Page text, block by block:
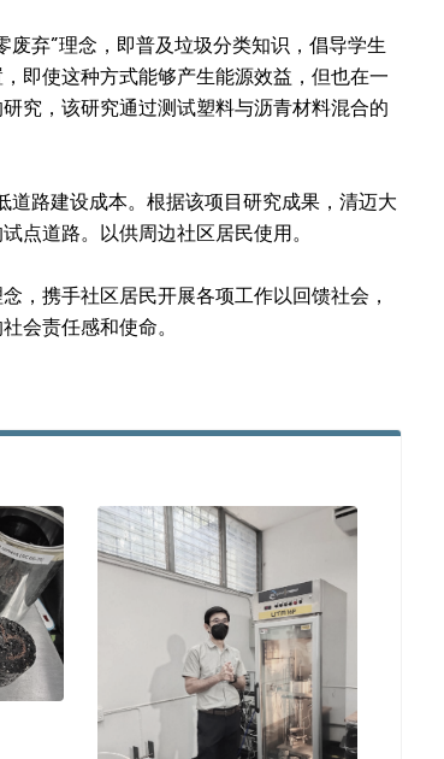
弃”理念，即普及垃圾分类知识，倡导学生
即使这种方式能够产生能源效益，但也在一
究，该研究通过测试塑料与沥青材料混合的
路建设成本。根据该项目研究成果，清迈大
点道路。以供周边社区居民使用。
，携手社区居民开展各项工作以回馈社会，
会责任感和使命。